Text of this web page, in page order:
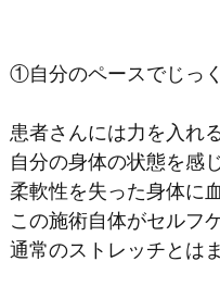
①自分のペースでじっ
患者さんには力を入れ
自分の身体の状態を感
柔軟性を失った身体に
この施術自体がセルフ
通常のストレッチとは